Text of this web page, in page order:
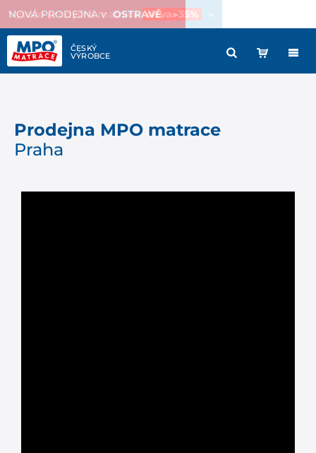
Vysoce prodyšná matrace sleva -35% »
Prodejna MPO matrace
Praha